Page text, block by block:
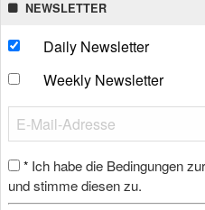
NEWSLETTER
Daily Newsletter
Weekly Newsletter
* Ich habe die Bedingungen
und stimme diesen zu.